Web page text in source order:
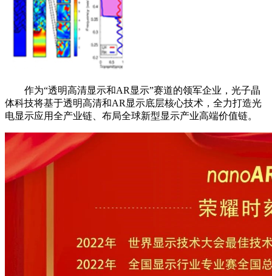
作为“透明高清显示和AR显示”赛道的领军企业，光子晶
体科技将基于透明高清和AR显示底层核心技术，全力打造光
电显示应用全产业链、布局全球新型显示产业高端价值链。